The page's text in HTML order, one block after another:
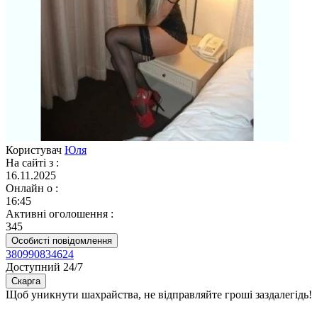
Користувач Юля
На сайті з :
16.11.2025
Онлайн о :
16:45
Активні оголошення :
345
Особисті повідомлення
380990834624
Доступний 24/7
Скарга
Щоб уникнути шахрайства, не відправляйте гроші заздалегідь!